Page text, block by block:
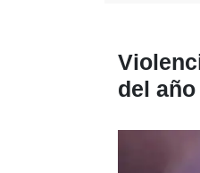
del año